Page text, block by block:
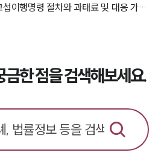
면접교섭권불이행 | 면접교섭이행명령 절차와 과태료 및 대응 가이드
금한 점을 검색해보세요.